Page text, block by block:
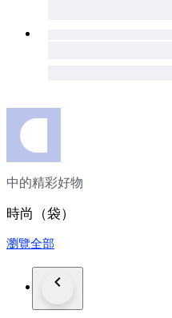
中的精彩好物
時尚（袋）
瀏覽全部